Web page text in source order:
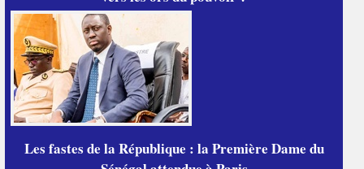
Les fastes de la République : la Première Dame du